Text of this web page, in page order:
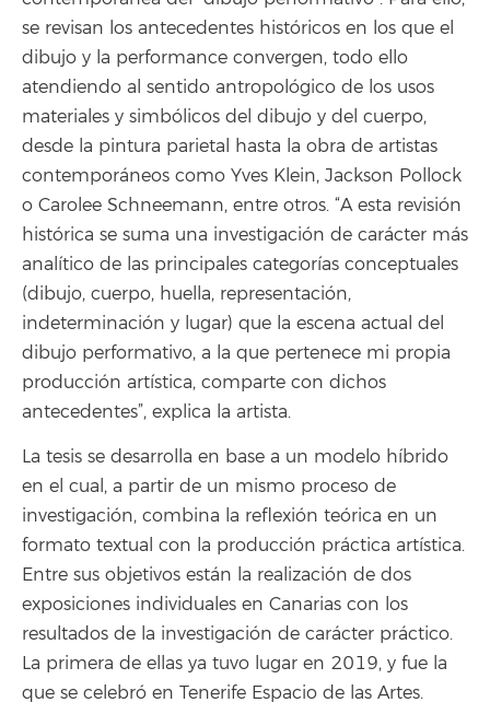
se revisan los antecedentes históricos en los que el
dibujo y la performance convergen, todo ello
atendiendo al sentido antropológico de los usos
materiales y simbólicos del dibujo y del cuerpo,
desde la pintura parietal hasta la obra de artistas
contemporáneos como Yves Klein, Jackson Pollock
o Carolee Schneemann, entre otros. “A esta revisión
histórica se suma una investigación de carácter más
analítico de las principales categorías conceptuales
(dibujo, cuerpo, huella, representación,
indeterminación y lugar) que la escena actual del
dibujo performativo, a la que pertenece mi propia
producción artística, comparte con dichos
antecedentes”, explica la artista.
La tesis se desarrolla en base a un modelo híbrido
en el cual, a partir de un mismo proceso de
investigación, combina la reflexión teórica en un
formato textual con la producción práctica artística.
Entre sus objetivos están la realización de dos
exposiciones individuales en Canarias con los
resultados de la investigación de carácter práctico.
La primera de ellas ya tuvo lugar en 2019, y fue la
que se celebró en Tenerife Espacio de las Artes.